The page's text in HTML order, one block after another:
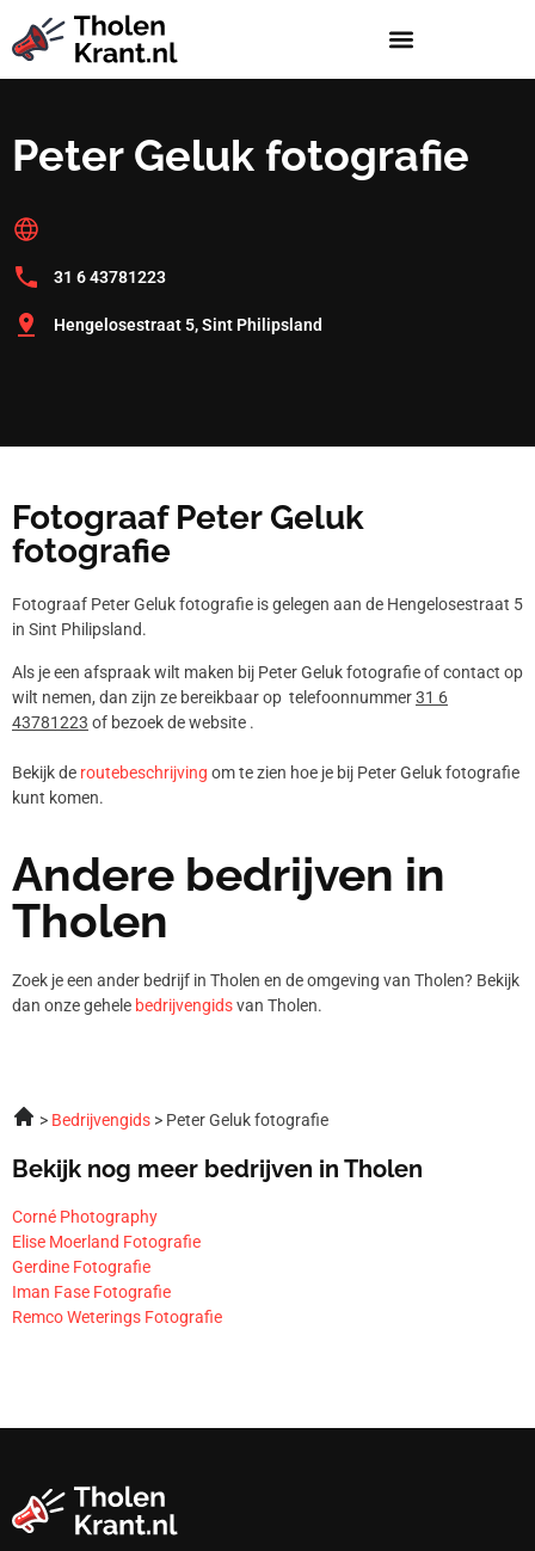
Peter Geluk fotografie
31 6 43781223
Hengelosestraat 5, Sint Philipsland
Fotograaf Peter Geluk
fotografie
Fotograaf Peter Geluk fotografie is gelegen aan de Hengelosestraat 5
in Sint Philipsland.
Als je een afspraak wilt maken bij Peter Geluk fotografie of contact op
wilt nemen, dan zijn ze bereikbaar op telefoonnummer31 6
43781223 of bezoek de website .
Bekijk de routebeschrijving om te zien hoe je bij Peter Geluk fotografie
kunt komen.
Andere bedrijven in
Tholen
Zoek je een ander bedrijf in Tholen en de omgeving van Tholen? Bekijk
dan onze gehele bedrijvengidsvan Tholen.
Bedrijvengids Peter Geluk fotografie
Bekijk nog meer bedrijven in Tholen
Corné Photography
Elise Moerland Fotografie
Gerdine Fotografie
Iman Fase Fotografie
Remco Weterings Fotografie